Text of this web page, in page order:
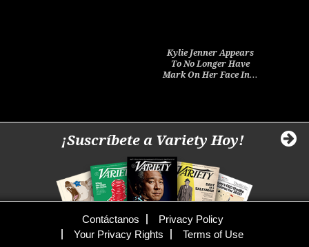
Kylie Jenner Appears
To No Longer Have
Mark On Her Face In…
¡Suscríbete a Variety Hoy!
Contáctanos
Privacy Policy
Your Privacy Rights
Terms of Use